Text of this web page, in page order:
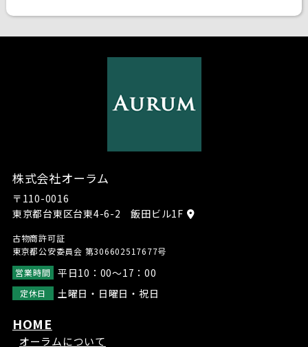
株式会社オーラム
〒110-0016
東京都台東区台東4-6-2 飯田ビル1F
古物商許可証
東京都公安委員会 第306602517677号
営業時間
平日10：00～17：00
定休日 土曜日・日曜日・祝日
HOME
オーラムについて